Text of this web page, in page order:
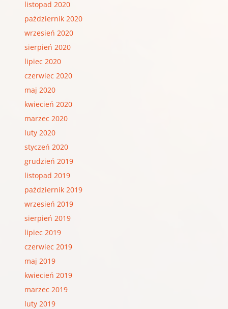
listopad 2020
październik 2020
wrzesień 2020
sierpień 2020
lipiec 2020
czerwiec 2020
maj 2020
kwiecień 2020
marzec 2020
luty 2020
styczeń 2020
grudzień 2019
listopad 2019
październik 2019
wrzesień 2019
sierpień 2019
lipiec 2019
czerwiec 2019
maj 2019
kwiecień 2019
marzec 2019
luty 2019